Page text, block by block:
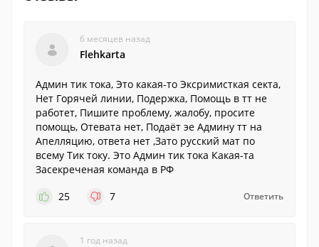
6 месяцев назад
Flehkarta
Админ тик тока, Это какая-то Эксримисткая секта,
Нет Горячей линии, Подержка, Помощь в тт не
работет, Пишите проблему, жалобу, просите
помощь, Отевата нет, Подаёт эе Админу тт на
Апелляцию, ответа нет ,Зато русский мат по
всему Тик току. Это Админ тик тока Какая-та
Засекреченая команда в РФ
25
7 Ответить
1 год назад